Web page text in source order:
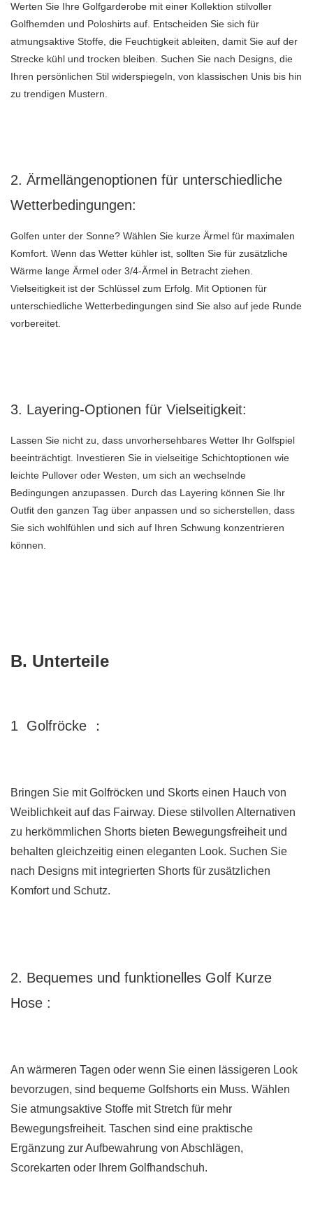
Werten Sie Ihre Golfgarderobe mit einer Kollektion stilvoller
Golfhemden und Poloshirts auf. Entscheiden Sie sich für
atmungsaktive Stoffe, die Feuchtigkeit ableiten, damit Sie auf der
Strecke kühl und trocken bleiben. Suchen Sie nach Designs, die
Ihren persönlichen Stil widerspiegeln, von klassischen Unis bis hin
zu trendigen Mustern.
2. Ärmellängenoptionen für unterschiedliche
Wetterbedingungen:
Golfen unter der Sonne? Wählen Sie kurze Ärmel für maximalen
Komfort. Wenn das Wetter kühler ist, sollten Sie für zusätzliche
Wärme lange Ärmel oder 3/4-Ärmel in Betracht ziehen.
Vielseitigkeit ist der Schlüssel zum Erfolg. Mit Optionen für
unterschiedliche Wetterbedingungen sind Sie also auf jede Runde
vorbereitet.
3. Layering-Optionen für Vielseitigkeit:
Lassen Sie nicht zu, dass unvorhersehbares Wetter Ihr Golfspiel
beeinträchtigt. Investieren Sie in vielseitige Schichtoptionen wie
leichte Pullover oder Westen, um sich an wechselnde
Bedingungen anzupassen. Durch das Layering können Sie Ihr
Outfit den ganzen Tag über anpassen und so sicherstellen, dass
Sie sich wohlfühlen und sich auf Ihren Schwung konzentrieren
können.
B. Unterteile
1 Golfröcke ：
Bringen Sie mit Golfröcken und Skorts einen Hauch von
Weiblichkeit auf das Fairway. Diese stilvollen Alternativen
zu herkömmlichen Shorts bieten Bewegungsfreiheit und
behalten gleichzeitig einen eleganten Look. Suchen Sie
nach Designs mit integrierten Shorts für zusätzlichen
Komfort und Schutz.
2. Bequemes und funktionelles Golf Kurze
Hose :
An wärmeren Tagen oder wenn Sie einen lässigeren Look
bevorzugen, sind bequeme Golfshorts ein Muss. Wählen
Sie atmungsaktive Stoffe mit Stretch für mehr
Bewegungsfreiheit. Taschen sind eine praktische
Ergänzung zur Aufbewahrung von Abschlägen,
Scorekarten oder Ihrem Golfhandschuh.